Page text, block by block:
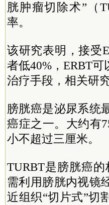
胱肿瘤切除术”（
率。
该研究表明，接受
者低40%，ERBT
治疗手段，相关研
膀胱癌是泌尿系统
癌症之一。大约有
小不超过三厘米。
TURBT是膀胱癌
需利用膀胱内视镜
近组织“切片式”切